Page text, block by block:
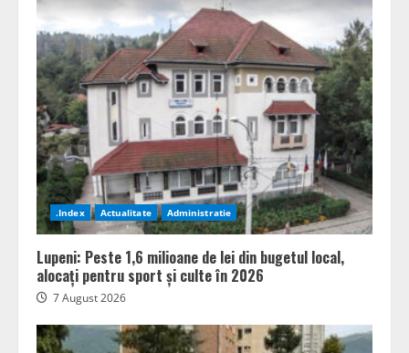
.Index Actualitate Administratie
Lupeni: Peste 1,6 milioane de lei din bugetul local,
alocați pentru sport și culte în 2026
7 August 2026